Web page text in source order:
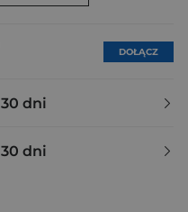
DOŁĄCZ
30 dni
30 dni